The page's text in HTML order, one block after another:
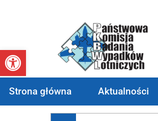
Otwórz pasek
Strona główna Aktualności